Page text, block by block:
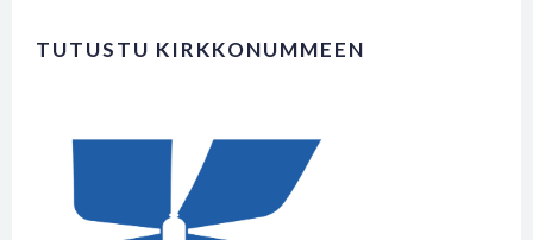
TUTUSTU KIRKKONUMMEEN